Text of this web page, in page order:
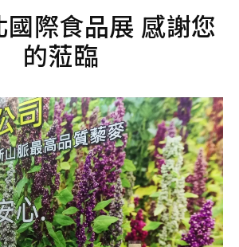
國際食品展 感謝您
的蒞臨